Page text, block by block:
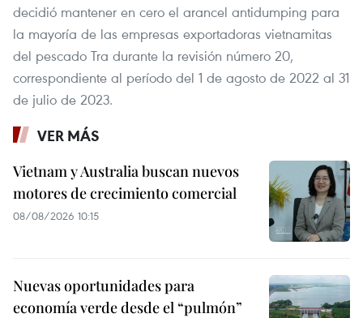
decidió mantener en cero el arancel antidumping para
la mayoría de las empresas exportadoras vietnamitas
del pescado Tra durante la revisión número 20,
correspondiente al período del 1 de agosto de 2022 al 31
de julio de 2023.
VER MÁS
Vietnam y Australia buscan nuevos
motores de crecimiento comercial
08/08/2026 10:15
Nuevas oportunidades para
economía verde desde el “pulmón”